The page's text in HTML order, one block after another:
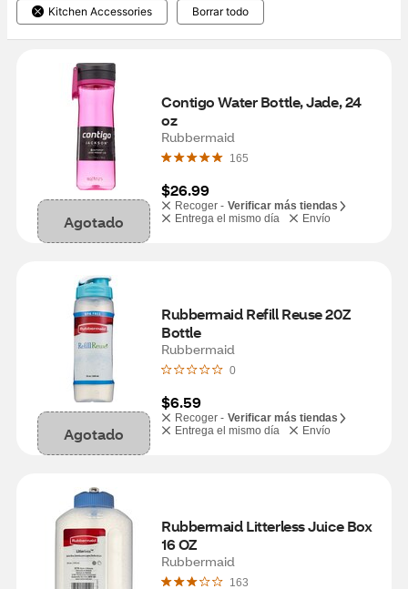
Kitchen Accessories Borrar todo
Agotado
Contigo Water Bottle, Jade, 24
oz
Rubbermaid
165
$26.99
Recoger - Verificar más tiendas
Entrega el mismo día
Envío
Agotado
Rubbermaid Refill Reuse 20Z
Bottle
Rubbermaid
0
$6.59
Recoger - Verificar más tiendas
Entrega el mismo día
Envío
Rubbermaid Litterless Juice Box
16 OZ
Rubbermaid
163